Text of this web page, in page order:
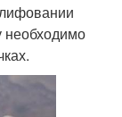
необходимо